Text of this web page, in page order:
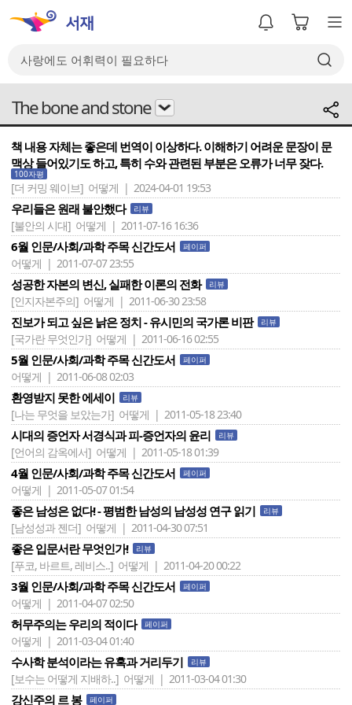
The bone and stone
책 내용 자체는 좋은데 번역이 이상하다. 이해하기 어려운 문장이 문
맥상 들어있기도 하고, 특히 수와 관련된 부분은 오류가 너무 잦다.
100자평
[더 커밍 웨이브] 어떻게 | 2024-04-01 19:53
우리들은 원래 불안했다 리뷰
[불안의 시대] 어떻게 | 2011-07-16 16:36
6월 인문/사회/과학 주목 신간도서 페이퍼
어떻게 | 2011-07-07 23:55
성공한 자본의 변신, 실패한 이론의 전화 리뷰
[인지자본주의] 어떻게 | 2011-06-30 23:58
진보가 되고 싶은 낡은 정치 - 유시민의 국가론 비판 리뷰
[국가란 무엇인가] 어떻게 | 2011-06-16 02:55
5월 인문/사회/과학 주목 신간도서 페이퍼
어떻게 | 2011-06-08 02:03
환영받지 못한 에세이 리뷰
[나는 무엇을 보았는가] 어떻게 | 2011-05-18 23:40
시대의 증언자 서경식과 피-증언자의 윤리 리뷰
[언어의 감옥에서] 어떻게 | 2011-05-18 01:39
4월 인문/사회/과학 주목 신간도서 페이퍼
어떻게 | 2011-05-07 01:54
좋은 남성은 없다! - 평범한 남성의 남성성 연구 읽기 리뷰
[남성성과 젠더] 어떻게 | 2011-04-30 07:51
좋은 입문서란 무엇인가! 리뷰
[푸코, 바르트, 레비스..] 어떻게 | 2011-04-20 00:22
3월 인문/사회/과학 주목 신간도서 페이퍼
어떻게 | 2011-04-07 02:50
허무주의는 우리의 적이다 페이퍼
어떻게 | 2011-03-04 01:40
수사학 분석이라는 유혹과 거리두기 리뷰
[보수는 어떻게 지배하..] 어떻게 | 2011-03-04 01:30
강신주의 르 봉 페이퍼